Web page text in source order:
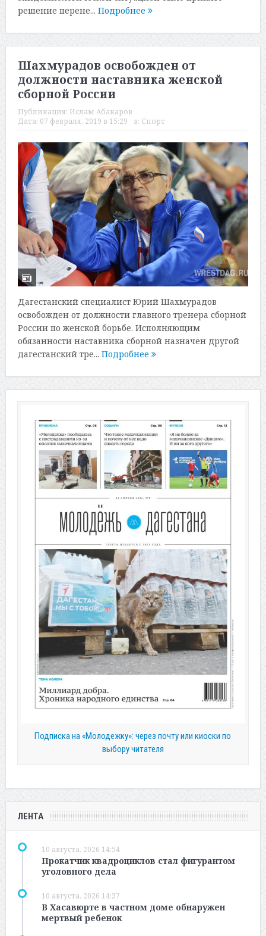
решение перене... Подробнее
Шахмурадов освобожден от
должности наставника женской
сборной России
Публикация: Ислам Абакаров
Дата: 07 февраля, 2019 в 15:29 в: Спорт
Дагестанский специалист Юрий Шахмурадов
освобожден от должности главного тренера сборной
России по женской борьбе. Исполняющим
обязанности наставника сборной назначен другой
дагестанский тре... Подробнее
Подписка на «Молодежку»: через почту или киоски по
выбору читателя
ЛЕНТА
10 августа, 2026 14:54
Прокатчик квадроциклов стал фигурантом
уголовного дела
10 августа, 2026 14:37
В Хасавюрте в частном доме обнаружен
мертвый ребенок